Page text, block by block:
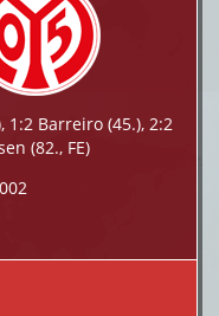
1:2 Barreiro (45.), 2:2
(82., FE)